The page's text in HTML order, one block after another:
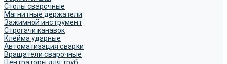
Столы сварочные
Магнитные держатели
Зажимной инструмент
Строгачи канавок
Клейма ударные
Автоматизация сварки
Вращатели сварочные